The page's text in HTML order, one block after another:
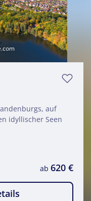
auf
idyllischer Seen
ab 620 €